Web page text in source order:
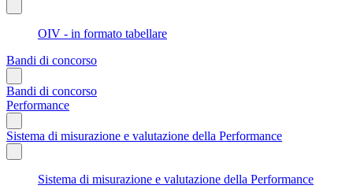
OIV - in formato tabellare
Bandi di concorso
Bandi di concorso
Performance
Sistema di misurazione e valutazione della Performance
Sistema di misurazione e valutazione della Performance